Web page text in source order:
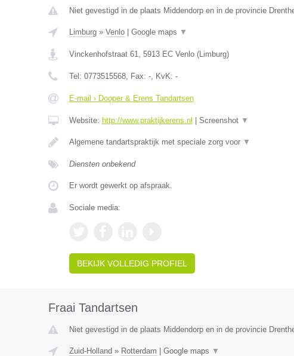
Niet gevestigd in de plaats Middendorp en in de provincie
Limburg» Venlo| Google maps ▼
Vinckenhofstraat 61, 5913 EC Venlo(Limburg)
Tel: 0773515568, Fax: -, KvK: -
E-mail › Dooper & Erens Tandartsen
Website: http://www.praktijkerens.nl Screenshot ▼
Algemene tandartspraktijk met speciale zorg voor ▼
Diensten onbekend
Er wordt gewerkt op afspraak.
Sociale media:
BEKIJK VOLLEDIG PROFIEL
Fraai Tandartsen
Niet gevestigd in de plaats Middendorp en in de provincie
Zuid-Holland » Rotterdam Google maps ▼